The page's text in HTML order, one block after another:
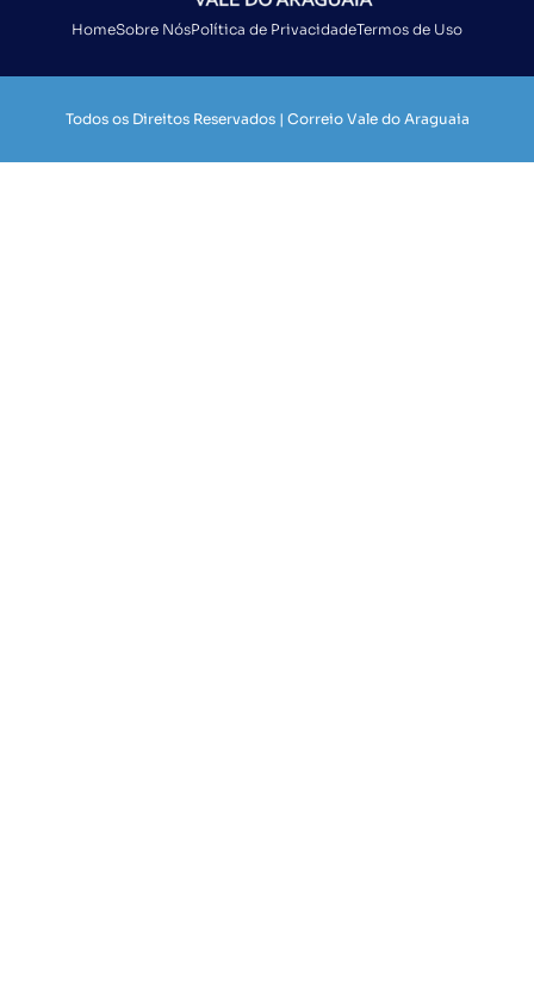
HomeSobre NósPolítica de PrivacidadeTermos de Uso
Todos os Direitos Reservados | Correio Vale do Araguaia